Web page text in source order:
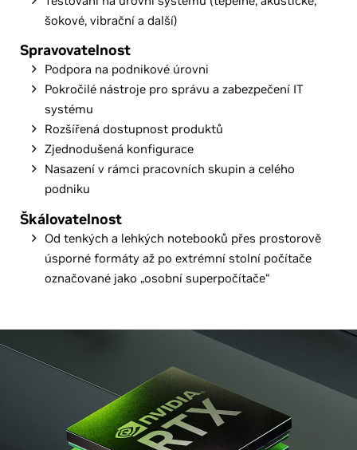
šokové, vibrační a další)
Spravovatelnost
Podpora na podnikové úrovni
Pokročilé nástroje pro správu a zabezpečení IT
systému
Rozšířená dostupnost produktů
Zjednodušená konfigurace
Nasazení v rámci pracovních skupin a celého
podniku
Škálovatelnost
Od tenkých a lehkých notebooků přes prostorově
úsporné formáty až po extrémní stolní počítače
označované jako „osobní superpočítače“